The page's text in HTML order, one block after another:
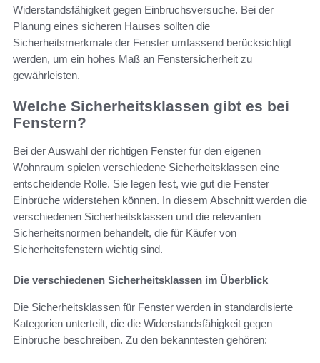
Widerstandsfähigkeit gegen Einbruchsversuche. Bei der
Planung eines sicheren Hauses sollten die
Sicherheitsmerkmale der Fenster umfassend berücksichtigt
werden, um ein hohes Maß an Fenstersicherheit zu
gewährleisten.
Welche Sicherheitsklassen gibt es bei
Fenstern?
Bei der Auswahl der richtigen Fenster für den eigenen
Wohnraum spielen verschiedene Sicherheitsklassen eine
entscheidende Rolle. Sie legen fest, wie gut die Fenster
Einbrüche widerstehen können. In diesem Abschnitt werden die
verschiedenen Sicherheitsklassen und die relevanten
Sicherheitsnormen behandelt, die für Käufer von
Sicherheitsfenstern wichtig sind.
Die verschiedenen Sicherheitsklassen im Überblick
Die Sicherheitsklassen für Fenster werden in standardisierte
Kategorien unterteilt, die die Widerstandsfähigkeit gegen
Einbrüche beschreiben. Zu den bekanntesten gehören: